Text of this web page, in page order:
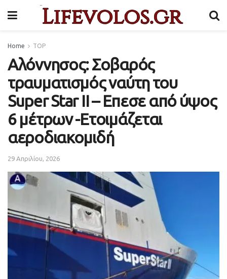
Home TOP
Αλόννησος: Σοβαρός
τραυματισμός ναύτη του
Super Star II – Επεσε από ύψος
6 μέτρων -Ετοιμάζεται
αεροδιακομιδή
29 Απριλίου, 2026